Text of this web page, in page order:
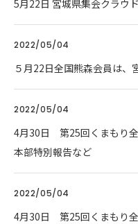
5月22日 宮城県集会クラウ
2022/05/04
５月22日全国熊森会員は、
2022/05/04
4月30日 第25回くまもり
本部特別報告など
2022/05/04
4月30日 第25回くまもり